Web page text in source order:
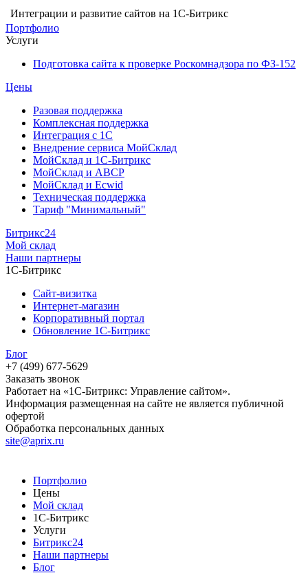
Интеграции и развитие сайтов на 1С-Битрикс
Портфолио
Услуги
Подготовка сайта к проверке Роскомнадзора по ФЗ-152
Цены
Разовая поддержка
Комплексная поддержка
Интеграция с 1С
Внедрение сервиса МойСклад
МойСклад и 1С-Битрикс
МойСклад и ABCP
МойСклад и Ecwid
Техническая поддержка
Тариф "Минимальный"
Битрикс24
Мой склад
Наши партнеры
1С-Битрикс
Сайт-визитка
Интернет-магазин
Корпоративный портал
Обновление 1С-Битрикс
Блог
+7 (499) 677-5629
Заказать звонок
Работает на «1С-Битрикс: Управление сайтом».
Информация размещенная на сайте не является публичной
офертой
Обработка персональных данных
site@aprix.ru
Портфолио
Цены
Мой склад
1С-Битрикс
Услуги
Битрикс24
Наши партнеры
Блог